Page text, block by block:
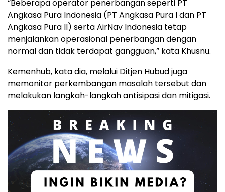
“Beberapa operator penerbangan seperti PT
Angkasa Pura Indonesia (PT Angkasa Pura I dan PT
Angkasa Pura II) serta AirNav Indonesia tetap
menjalankan operasional penerbangan dengan
normal dan tidak terdapat gangguan,” kata Khusnu.
Kemenhub, kata dia, melalui Ditjen Hubud juga
memonitor perkembangan masalah tersebut dan
melakukan langkah-langkah antisipasi dan mitigasi.